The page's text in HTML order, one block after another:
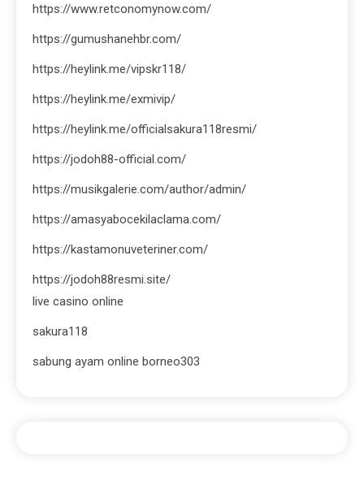
https://www.retconomynow.com/
https://gumushanehbr.com/
https://heylink.me/vipskr118/
https://heylink.me/exmivip/
https://heylink.me/officialsakura118resmi/
https://jodoh88-official.com/
https://musikgalerie.com/author/admin/
https://amasyabocekilaclama.com/
https://kastamonuveteriner.com/
https://jodoh88resmi.site/
live casino online
sakura118
sabung ayam online borneo303